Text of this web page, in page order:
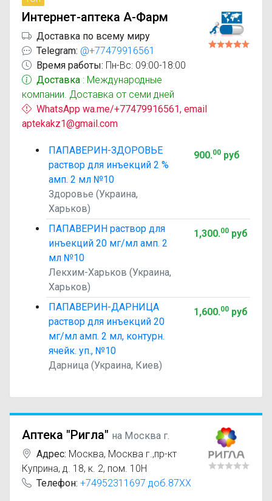
Интернет-аптека А-Фарм
Доставка по всему миру
Telegram: @+77479916561
Время работы: Пн-Вс: 09:00-18:00
Доставка : Международные
компании. Доставка от семи дней
WhatsApp wa.me/+77479916561, email
aptekakz1@gmail.com
ПАПАВЕРИН-ЗДОРОВЬЕ
раствор для инъекций 2 %
амп. 2 мл №10
Здоровье (Украина,
Харьков)
900.00руб
ПАПАВЕРИН раствор для
инъекций 20 мг/мл амп. 2
мл №10
Лекхим-Харьков (Украина,
Харьков)
1,300.00руб
ПАПАВЕРИН-ДАРНИЦА
раствор для инъекций 20
мг/мл амп. 2 мл, контурн.
ячейк. уп., №10
Дарница (Украина, Киев)
1,600.00руб
Аптека "Ригла" на Москва г.
Адрес: Москва, Москва г.,пр-кт
Куприна, д. 18, к. 2, пом. 10Н
Телефон: +74952311697 доб.87XX